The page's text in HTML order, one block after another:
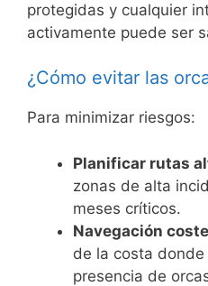
protegidas y cualquier
activamente puede ser
¿Cómo evitar las
Para minimizar riesgos:
Planificar rutas
zonas de alta
meses críticos.
Navegación
de la costa
presencia de